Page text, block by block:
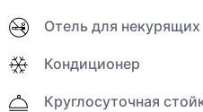
Отель для некурящих
Кондиционер
Круглосуточная